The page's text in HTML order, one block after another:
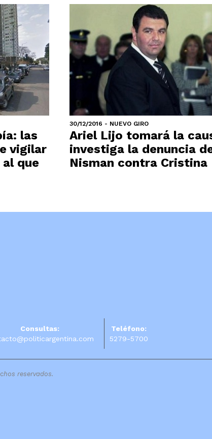
las
vigilar
al que
30/12/2016 - NUEVO GIRO
Ariel Lijo tomará la
investiga la denuncia
Nisman contra Cristina
Consultas:
Teléfono:
5279-5700
reservados.